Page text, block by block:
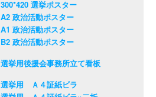
300*420 選挙ポスター
A2 政治活動ポスター
A1 政治活動ポスター
B2 政治活動ポスター
選挙用後援会事務所立て看板
選挙用 Ａ４証紙ビラ